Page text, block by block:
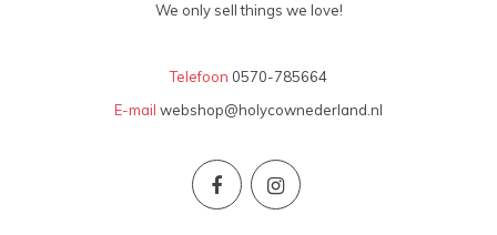
We only sell things we love!
Telefoon 0570-785664
E-mail webshop@holycownederland.nl